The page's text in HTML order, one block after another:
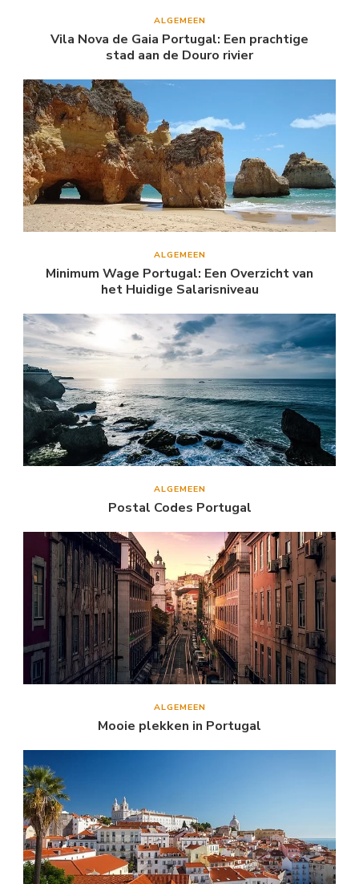
ALGEMEEN
Vila Nova de Gaia Portugal: Een prachtige
stad aan de Douro rivier
ALGEMEEN
Minimum Wage Portugal: Een Overzicht van
het Huidige Salarisniveau
ALGEMEEN
Postal Codes Portugal
ALGEMEEN
Mooie plekken in Portugal